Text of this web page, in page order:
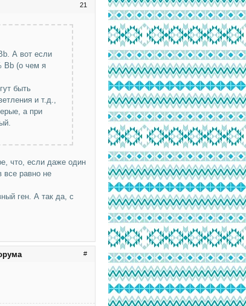
21
А вот если
Bb (о чем я
быть
и т.д.,
а при
что, если даже один
все равно не
ген. А так да, с
#